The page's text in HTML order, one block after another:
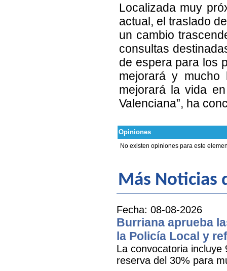
Localizada muy
actual, el traslado
un cambio
consultas
de espera para los
mejorará y mucho
mejorará la vida
Valenciana”, ha
Opiniones
No existen opiniones para este
Más Noticias
Fecha: 08-08-2026
Burriana aprueba
la Policía Local y
La convocatoria
reserva del 30% para